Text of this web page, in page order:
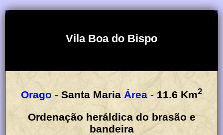
Vila Boa do Bispo
Orago - Santa Maria Área - 11.6 Km2
Ordenação heráldica do brasão e
bandeira